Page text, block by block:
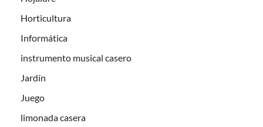
Horticultura
Informática
instrumento musical casero
Jardín
Juego
limonada casera